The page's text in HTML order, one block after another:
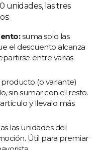
unidades, las tres
suma solo las
el descuento alcanza
entre varias
(o variante)
sin sumar con el resto.
y llevalo más
las unidades del
Útil para premiar